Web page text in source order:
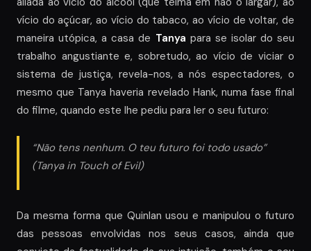
vício do açúcar, ao vício do tabaco, ao vício de voltar, de
maneira utópica, a casa de Tanya para se isolar do seu
trabalho angustiante e, sobretudo, ao vício de viciar o
sistema de justiça, revela-nos, a nós espectadores, o
mesmo que Tanya haveria revelado Hank, numa fase final
do filme, quando este lhe pediu para ler o seu futuro:
“Não tens nenhum. O teu futuro foi todo usado”
(Tanya in Touch of Evil)
Da mesma forma que Quinlan usou e manipulou o futuro
das pessoas envolvidas nos seus casos, ainda que